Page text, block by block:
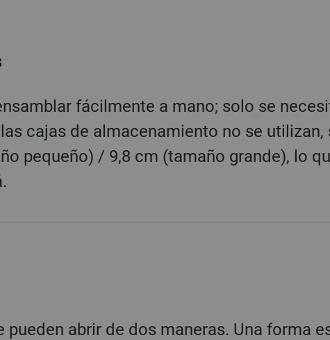
fácilmente a mano; solo se
cajas de almacenamiento no se utilizan,
pequeño) / 9,8 cm (tamaño grande), lo
pueden abrir de dos maneras. Una forma